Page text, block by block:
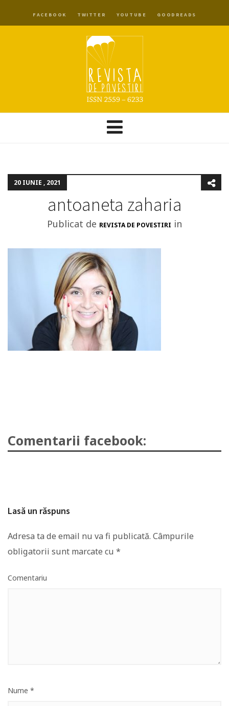
FACEBOOK TWITTER YOUTUBE GOODREADS
20 IUNIE , 2021
antoaneta zaharia
Publicat de REVISTA DE POVESTIRI in
Comentarii facebook:
Lasă un răspuns
Adresa ta de email nu va fi publicată. Câmpurile
obligatorii sunt marcate cu *
Comentariu
Nume *